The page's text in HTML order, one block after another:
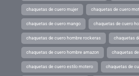
chaquetas de cuero mujer chaquetas de cuero
chaquetas de cuero mango chaquetas de cuero
chaquetas de cuero hombre rockeras chaquetas
chaquetas de cuero hombre amazon chaquetas
chaquetas de cuero estilo motero chaquetas de